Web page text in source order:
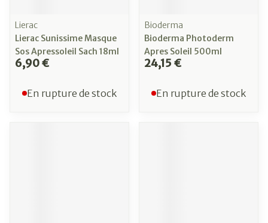
Lierac
Lierac Sunissime Masque
Sos Apressoleil Sach 18ml
6,90 €
En rupture de stock
Bioderma
Bioderma Photoderm
Apres Soleil 500ml
24,15 €
En rupture de stock